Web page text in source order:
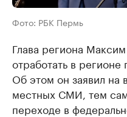
Фото: РБК Пермь
Глава региона
отработать в
Об этом он заявил на
местных СМИ, тем
переходе в